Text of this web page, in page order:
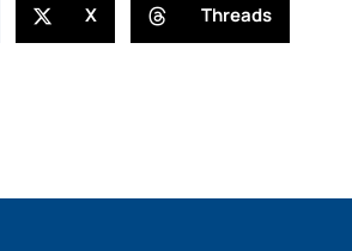
X Threads